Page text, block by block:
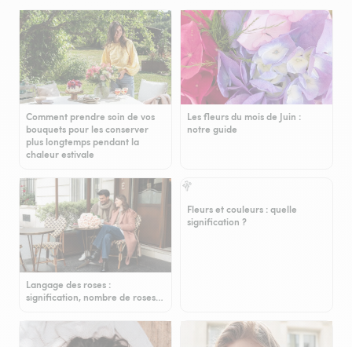
Comment prendre soin de vos
bouquets pour les conserver
plus longtemps pendant la
chaleur estivale
Les fleurs du mois de Juin :
notre guide
Langage des roses :
signification, nombre de roses…
Fleurs et couleurs : quelle
signification ?